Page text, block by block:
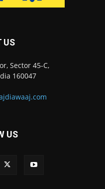
US
Sector 45-C,
160047
US